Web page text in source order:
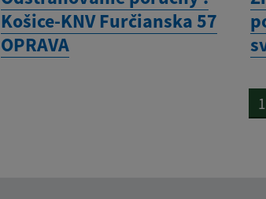
Košice-KNV Furčianska 57
OPRAVA
1